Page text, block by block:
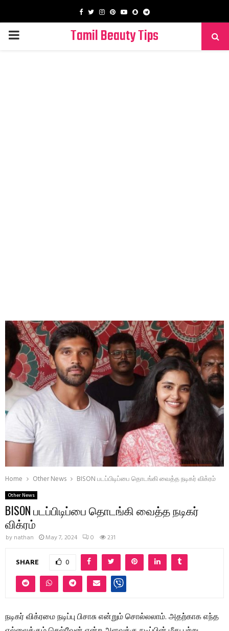
Facebook
TwitterInstagram
PinterestYoutube
SnapchatTelegram
PRIMARY
Tamil Beauty Tips
Home Other News BISON படப்பிடிப்பை தொடங்கி வைத்த நடிகர் விக்ரம்
Other News
BISON படப்பிடிப்பை தொடங்கி வைத்த நடிகர்
விக்ரம்
by nathan May 7, 2024 0 231
SHARE 0
நடிகர் விக்ரமை நடிப்பு பிசாசு என்றும் சொல்லலாம். அதற்காக எந்த